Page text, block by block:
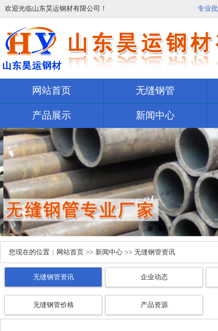
欢迎光临山东昊运钢材有限公司！ 专业
网站首页 无缝钢管
产品展示 新闻中心
您现在的位置： 网站首页 >> 新闻中心 >> 无缝钢管资讯
无缝钢管资讯 企业动态
无缝钢管价格 产品资源